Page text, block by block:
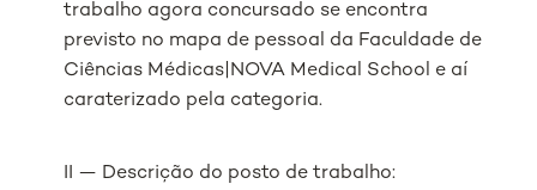
trabalho agora concursado se encontra
previsto no mapa de pessoal da Faculdade de
Ciências Médicas|NOVA Medical School e aí
caraterizado pela categoria.
II — Descrição do posto de trabalho: